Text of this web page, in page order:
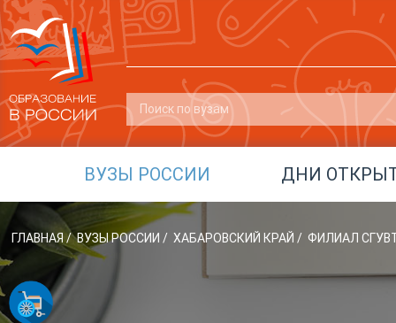
ВУЗЫ РОССИИ ДНИ
ГЛАВНАЯ / ВУЗЫ РОССИИ / ХАБАРОВСКИЙ КРАЙ / ФИЛИАЛ